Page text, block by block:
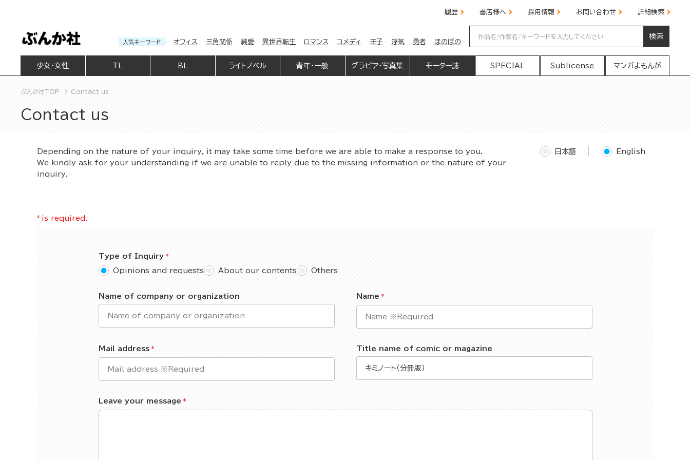
履歴 書店様へ 採用情報 お問い合わせ 詳細検索
人気キーワード オフィス 三角関係 純愛 異世界転生 ロマンス コメディ 王子 浮気 勇者 ほのぼの
検索
少女・女性 BL ライトノベル 青年・一般 グラビア・写真集 モーター誌 SPECIAL Sublicense マンガよもんが
ぶんか社TOP Contact us
Contact us
Depending on the nature of your inquiry, it may take some time before we are able to make a response to you.
We kindly ask for your understanding if we are unable to reply due to the missing information or the nature of your
inquiry.
日本語 English
* is required.
Type of Inquiry
Opinions and requests
About our contents Others
Name of company or organization Name
Mail address Title name of comic or magazine
Leave your message